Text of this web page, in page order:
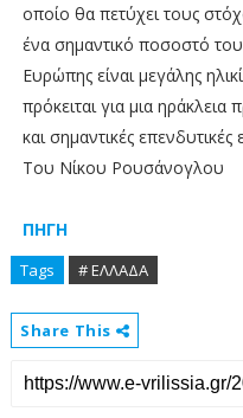
οποίο θα πετύχει τους
ένα σηµαντικό ποσοστό
Ευρώπης είναι µεγάλης
πρόκειται για µια
και σηµαντικές επενδυτικές
Του Νίκου Ρουσάνογλου
ΠΗΓΗ
Tags # ΕΛΛΑΔΑ
Share This